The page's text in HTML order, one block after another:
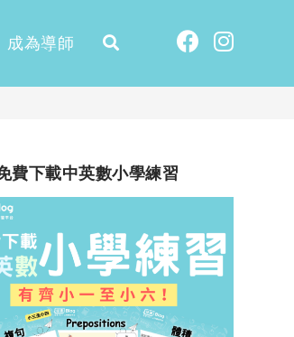
成為導師
費下載中英數小學練習